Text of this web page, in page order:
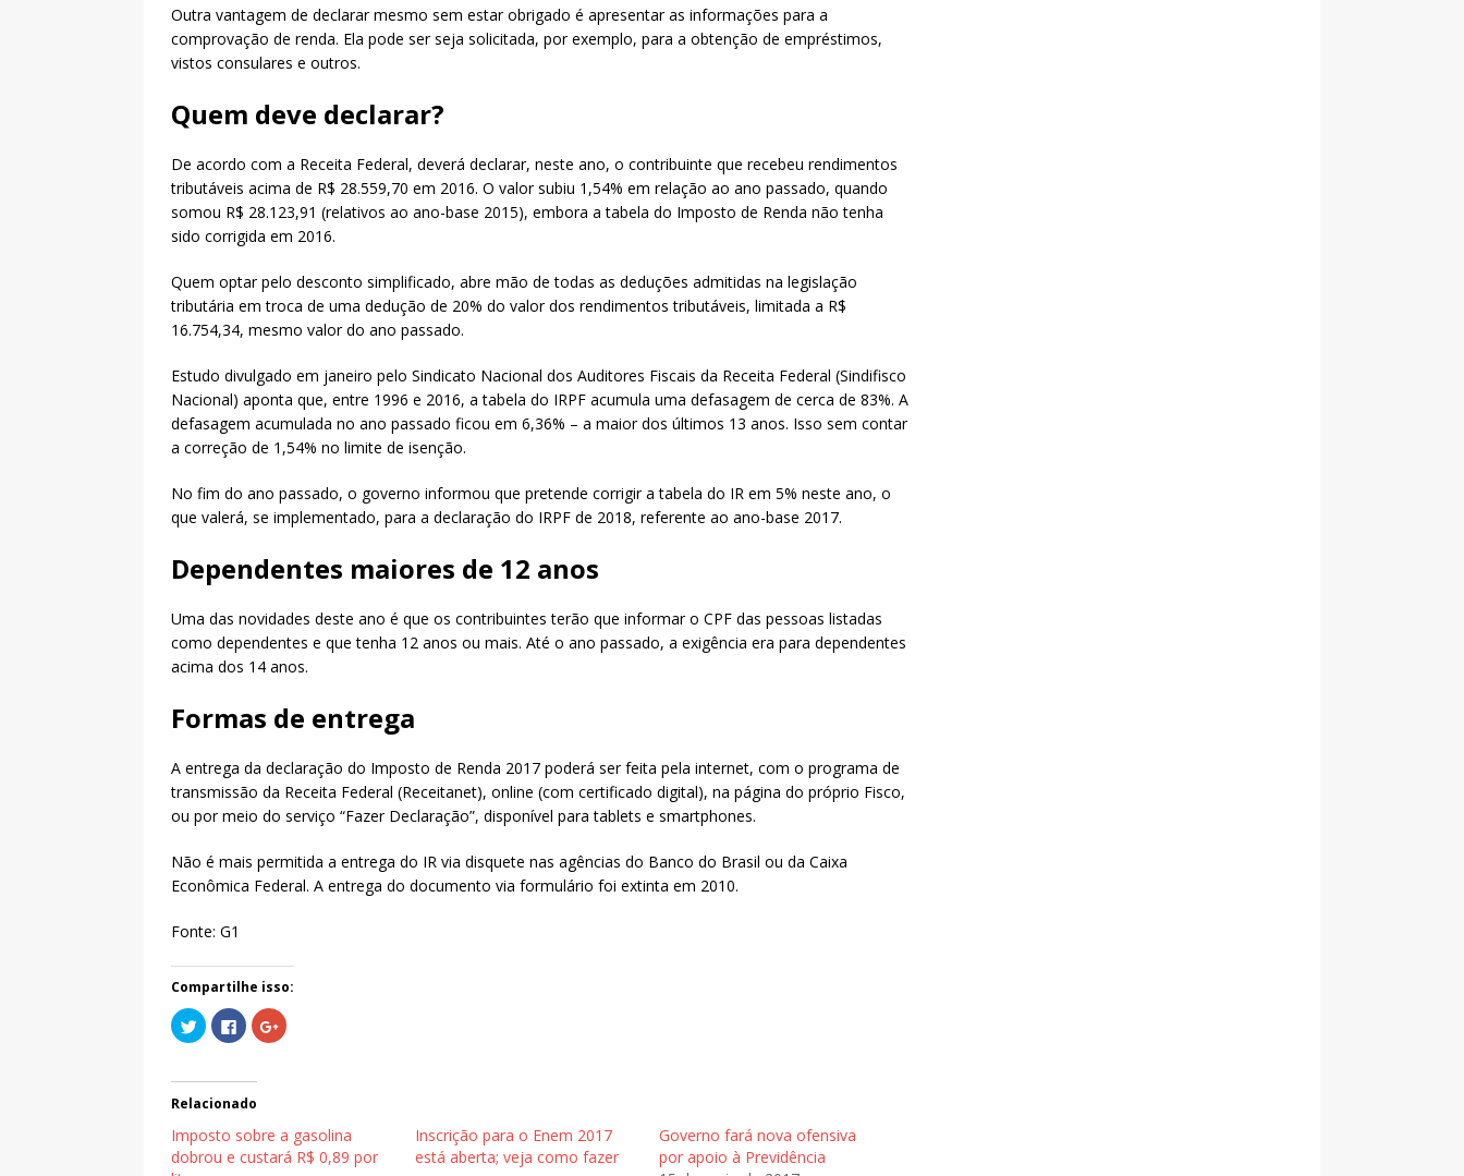
Outra vantagem de declarar mesmo sem estar obrigado é apresentar as informações para a
comprovação de renda. Ela pode ser seja solicitada, por exemplo, para a obtenção de empréstimos,
vistos consulares e outros.
Quem deve declarar?
De acordo com a Receita Federal, deverá declarar, neste ano, o contribuinte que recebeu rendimentos
tributáveis acima de R$ 28.559,70 em 2016. O valor subiu 1,54% em relação ao ano passado, quando
somou R$ 28.123,91 (relativos ao ano-base 2015), embora a tabela do Imposto de Renda não tenha
sido corrigida em 2016.
Quem optar pelo desconto simplificado, abre mão de todas as deduções admitidas na legislação
tributária em troca de uma dedução de 20% do valor dos rendimentos tributáveis, limitada a R$
16.754,34, mesmo valor do ano passado.
Estudo divulgado em janeiro pelo Sindicato Nacional dos Auditores Fiscais da Receita Federal (Sindifisco
Nacional) aponta que, entre 1996 e 2016, a tabela do IRPF acumula uma defasagem de cerca de 83%. A
defasagem acumulada no ano passado ficou em 6,36% – a maior dos últimos 13 anos. Isso sem contar
a correção de 1,54% no limite de isenção.
No fim do ano passado, o governo informou que pretende corrigir a tabela do IR em 5% neste ano, o
que valerá, se implementado, para a declaração do IRPF de 2018, referente ao ano-base 2017.
Dependentes maiores de 12 anos
Uma das novidades deste ano é que os contribuintes terão que informar o CPF das pessoas listadas
como dependentes e que tenha 12 anos ou mais. Até o ano passado, a exigência era para dependentes
acima dos 14 anos.
Formas de entrega
A entrega da declaração do Imposto de Renda 2017 poderá ser feita pela internet, com o programa de
transmissão da Receita Federal (Receitanet), online (com certificado digital), na página do próprio Fisco,
ou por meio do serviço “Fazer Declaração”, disponível para tablets e smartphones.
Não é mais permitida a entrega do IR via disquete nas agências do Banco do Brasil ou da Caixa
Econômica Federal. A entrega do documento via formulário foi extinta em 2010.
Fonte: G1
Compartilhe isso:
C
l
e
p
a
a
c
o
C
l
e
p
a
a
c
o
C
o
h
e
n
Relacionado
Imposto sobre a gasolina
dobrou e custará R$ 0,89 por
Inscrição para o Enem 2017
está aberta; veja como fazer
Governo fará nova ofensiva
por apoio à Previdência